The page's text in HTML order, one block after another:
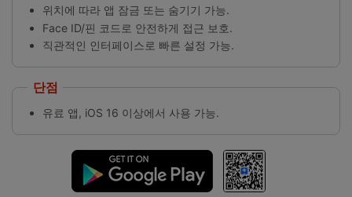
위치에 따라 앱 잠금 또는 숨기기 가능.
Face ID/핀 코드로 안전하게 접근 보호.
직관적인 인터페이스로 빠른 설정 가능.
단점
유료 앱, iOS 16 이상에서 사용 가능.